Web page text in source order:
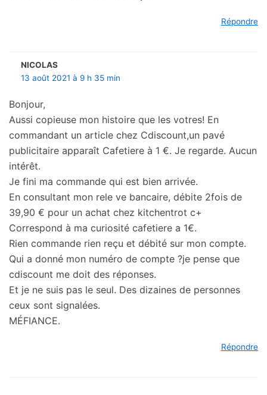
Répondre
NICOLAS
13 août 2021 à 9 h 35 min
Bonjour,
Aussi copieuse mon histoire que les votres! En
commandant un article chez Cdiscount,un pavé
publicitaire apparaît Cafetiere à 1 €. Je regarde. Aucun
intérêt.
Je fini ma commande qui est bien arrivée.
En consultant mon rele ve bancaire, débite 2fois de
39,90 € pour un achat chez kitchentrot c+
Correspond à ma curiosité cafetiere a 1€.
Rien commande rien reçu et débité sur mon compte.
Qui a donné mon numéro de compte ?je pense que
cdiscount me doit des réponses.
Et je ne suis pas le seul. Des dizaines de personnes
ceux sont signalées.
MÉFIANCE.
Répondre